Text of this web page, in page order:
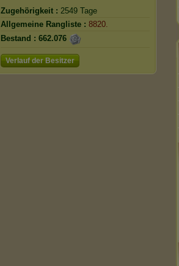
Zugehörigkeit : 2549 Tage
Allgemeine Rangliste : 8820.
Bestand : 662.076
Verlauf der Besitzer